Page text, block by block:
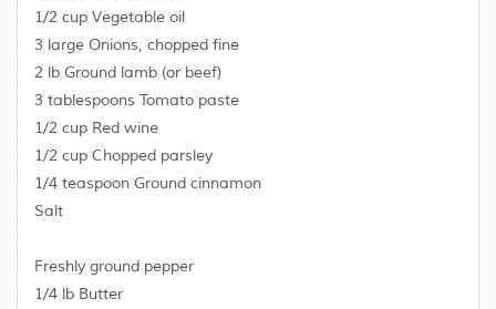
1/2 cup Vegetable oil
3 large Onions, chopped fine
2 lb Ground lamb (or beef)
3 tablespoons Tomato paste
1/2 cup Red wine
1/2 cup Chopped parsley
1/4 teaspoon Ground cinnamon
Salt
Freshly ground pepper
1/4 lb Butter